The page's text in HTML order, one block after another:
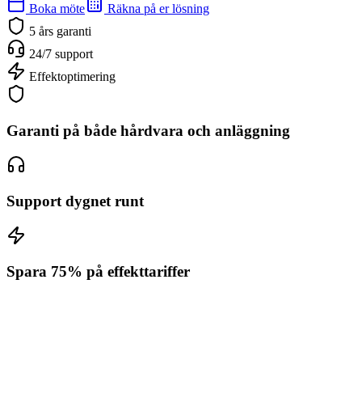
Boka möte
Räkna på er lösning
5 års garanti
24/7 support
Effektoptimering
Garanti på både hårdvara och anläggning
Support dygnet runt
Spara 75% på effekttariffer